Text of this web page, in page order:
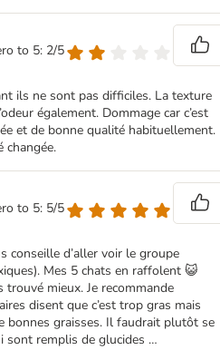
to 5: 2/5
ils ne sont pas difficiles. La texture
également. Dommage car c’est
et de bonne qualité habituellement.
changée.
to 5: 5/5
conseille d’aller voir le groupe
Mes 5 chats en raffolent 😺
trouvé mieux. Je recommande
disent que c’est trop gras mais
bonnes graisses. Il faudrait plutôt se
sont remplis de glucides …